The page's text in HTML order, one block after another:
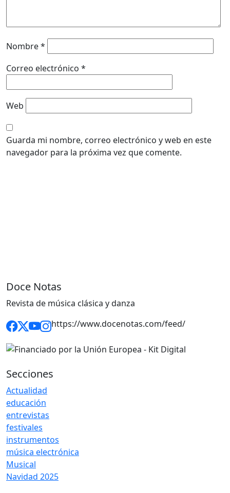
Nombre*
Correo electrónico *
Web
Guarda mi nombre, correo electrónico y web en este
navegador para la próxima vez que comente.
Doce Notas
Revista de música clásica y danza
https://www.docenotas.com/feed/
Secciones
Actualidad
educación
entrevistas
festivales
instrumentos
música electrónica
Musical
Navidad 2025